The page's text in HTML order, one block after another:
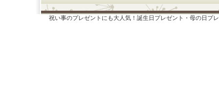
祝い事のプレゼントにも大人気！誕生日プレゼント・母の日プ